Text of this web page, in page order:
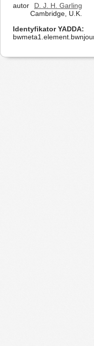
autor
D. J. H. Garling
Cambridge, U.K.
Identyfikator YADDA